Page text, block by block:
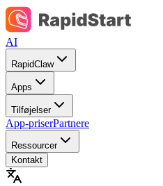
AI
RapidClaw
Apps
Tilføjelser
App-priserPartnere
Ressourcer
Kontakt